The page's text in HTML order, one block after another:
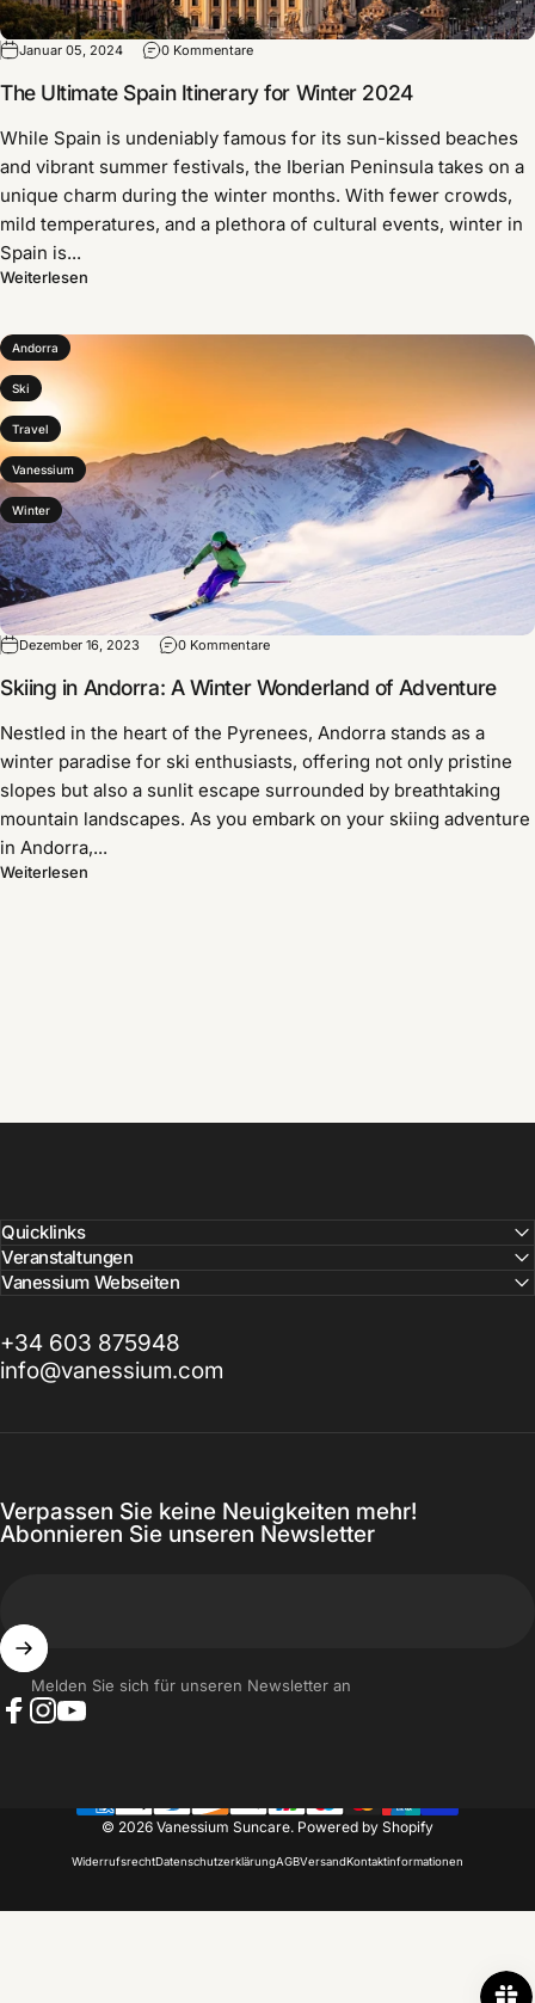
Januar 05, 2024 0 Kommentare
The Ultimate Spain Itinerary for Winter 2024
While Spain is undeniably famous for its sun-kissed beaches
and vibrant summer festivals, the Iberian Peninsula takes on a
unique charm during the winter months. With fewer crowds,
mild temperatures, and a plethora of cultural events, winter in
Spain is...
Weiterlesen
Andorra
Ski
Travel
Vanessium
Winter
Dezember 16, 2023 0 Kommentare
Skiing in Andorra: A Winter Wonderland of Adventure
Nestled in the heart of the Pyrenees, Andorra stands as a
winter paradise for ski enthusiasts, offering not only pristine
slopes but also a sunlit escape surrounded by breathtaking
mountain landscapes. As you embark on your skiing adventure
in Andorra,...
Weiterlesen
Quicklinks
Veranstaltungen
Vanessium Webseiten
+34 603 875948
info@vanessium.com
Verpassen Sie keine Neuigkeiten mehr!
Abonnieren Sie unseren Newsletter
Melden Sie sich für unseren Newsletter an
© 2026 Vanessium Suncare. Powered by Shopify
WiderrufsrechtDatenschutzerklärungAGBVersandKontaktinformationen